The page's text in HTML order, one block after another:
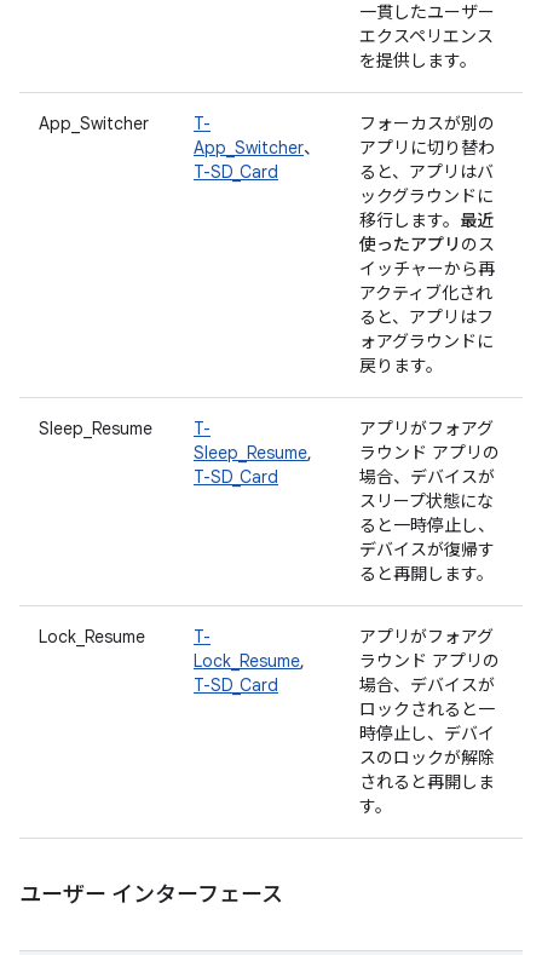
一貫したユーザー
エクスペリエンス
を提供します。
App_Switcher
T-
App_Switcher、
T-SD_Card
フォーカスが別の
アプリに切り替わ
ると、アプリはバ
ックグラウンドに
移行します。 最近
使ったアプリ のス
イッチャーから再
アクティブ化され
ると、アプリはフ
ォアグラウンドに
戻ります。
Sleep_Resume
T-
Sleep_Resume,
T-SD_Card
アプリがフォアグ
ラウンド アプリの
場合、デバイスが
スリープ状態にな
ると一時停止し、
デバイスが復帰す
ると再開します。
Lock_Resume
T-
Lock_Resume,
T-SD_Card
アプリがフォアグ
ラウンド アプリの
場合、デバイスが
ロックされると一
時停止し、デバイ
スのロックが解除
されると再開しま
す。
ユーザー インターフェース